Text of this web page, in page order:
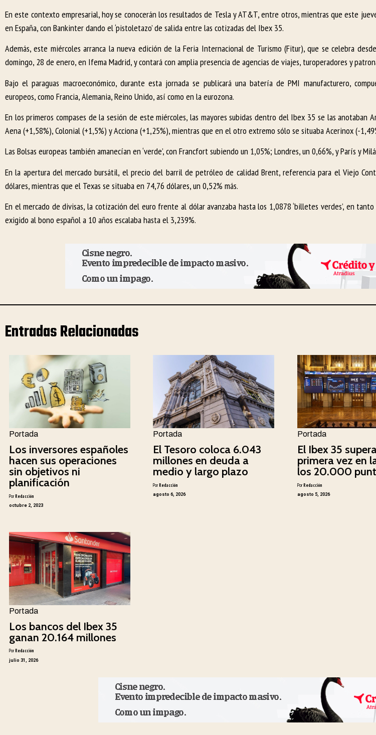
En este contexto empresarial, hoy se conocerán los resultados de Tesla y AT&T, entre otros, mientras que este
en España, con Bankinter dando el ‘pistoletazo’ de salida entre las cotizadas del Ibex 35.
Además, este miércoles arranca la nueva edición de la Feria Internacional de Turismo (Fitur), que se celebra
domingo, 28 de enero, en Ifema Madrid, y contará con amplia presencia de agencias de viajes, turoperadores y
Bajo el paraguas macroeconómico, durante esta jornada se publicará una batería de PMI manufacturero,
europeos, como Francia, Alemania, Reino Unido, así como en la eurozona.
En los primeros compases de la sesión de este miércoles, las mayores subidas dentro del Ibex 35 se las anotaban
Aena (+1,58%), Colonial (+1,5%) y Acciona (+1,25%), mientras que en el otro extremo sólo se situaba Acerinox (-
Las Bolsas europeas también amanecían en ‘verde’, con Francfort subiendo un 1,05%; Londres, un 0,66%, y París y
En la apertura del mercado bursátil, el precio del barril de petróleo de calidad Brent, referencia para el Viejo
dólares, mientras que el Texas se situaba en 74,76 dólares, un 0,52% más.
En el mercado de divisas, la cotización del euro frente al dólar avanzaba hasta los 1,0878 ‘billetes verdes’, en
exigido al bono español a 10 años escalaba hasta el 3,239%.
Entradas Relacionadas
Portada
Los inversores españoles
hacen sus operaciones
sin objetivos ni
planificación
PorRedacción
octubre 2, 2023
Portada
El Tesoro coloca 6.043
millones en deuda a
medio y largo plazo
PorRedacción
agosto 6, 2026
Portada
El Ibex 35
primera vez en
los 20.000
PorRedacción
agosto 5, 2026
Portada
Los bancos del Ibex 35
ganan 20.164 millones
PorRedacción
julio 31, 2026